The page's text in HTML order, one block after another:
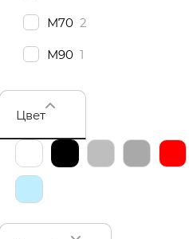
М70 2
М90 1
Цвет